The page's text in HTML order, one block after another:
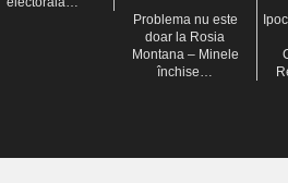
Problema nu este
doar la Rosia
Montana – Minele
închise…